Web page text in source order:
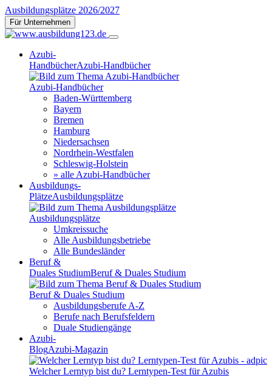
Ausbildungsplätze 2026/2027
Für Unternehmen
Azubi-
HandbücherAzubi-Handbücher
Azubi-Handbücher
Baden-Württemberg
Bayern
Bremen
Hamburg
Niedersachsen
Nordrhein-Westfalen
Schleswig-Holstein
» alle Azubi-Handbücher
Ausbildungs-
PlätzeAusbildungsplätze
Ausbildungsplätze
Umkreissuche
Alle Ausbildungsbetriebe
Alle Bundesländer
Beruf &
Duales StudiumBeruf & Duales Studium
Beruf & Duales Studium
Ausbildungsberufe A-Z
Berufe nach Berufsfeldern
Duale Studiengänge
Azubi-
BlogAzubi-Magazin
Welcher Lerntyp bist du? Lerntypen-Test für Azubis